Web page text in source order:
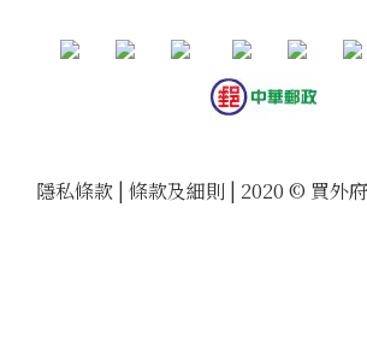
隱私條款 | 條款及細則 | 2020 © 買外